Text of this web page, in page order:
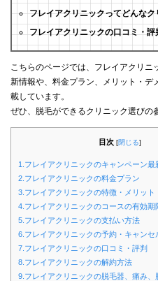
フレイアクリニックってどんなク
フレイアクリニックの口コミ・評
こちらのページでは、フレイアクリ
新情報や、料金プラン、メリット・デ
載しています。
ぜひ、脱毛ができるクリニック選びの
目次 [閉じる]
1.フレイアクリニックのキャンペーン最
2.フレイアクリニックの料金プラン
3.フレイアクリニックの特徴・メリット
4.フレイアクリニックのコースの有効期
5.フレイアクリニックの支払い方法
6.フレイアクリニックの予約・キャンセ
7.フレイアクリニックの口コミ・評判
8.フレイアクリニックの解約方法
9.フレイアクリニックの脱毛器、痛み、